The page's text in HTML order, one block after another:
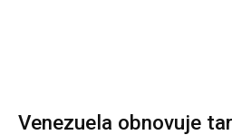
Venezuela obnovuje